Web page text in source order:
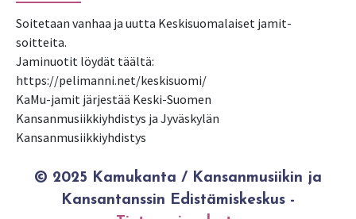
Soitetaan vanhaa ja uutta Keskisuomalaiset jamit-
soitteita.
Jaminuotit löydät täältä:
https://pelimanni.net/keskisuomi/
KaMu-jamit järjestää Keski-Suomen
Kansanmusiikkiyhdistys ja Jyväskylän
Kansanmusiikkiyhdistys
© 2025 Kamukanta / Kansanmusiikin ja
Kansantanssin Edistämiskeskus -